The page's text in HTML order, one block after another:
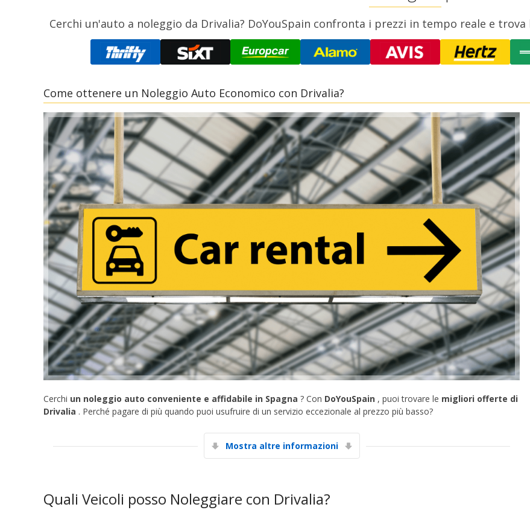
Cerchi un'auto a noleggio da Drivalia? DoYouSpain confronta i prezzi in tempo reale e
Come ottenere un Noleggio Auto Economico con Drivalia?
Cerchi un noleggio auto conveniente e affidabile in Spagna ? Con DoYouSpain , puoi trovare le migliori offerte di
Drivalia . Perché pagare di più quando puoi usufruire di un servizio eccezionale al prezzo più basso?
Mostra altre informazioni
Quali Veicoli posso Noleggiare con Drivalia?